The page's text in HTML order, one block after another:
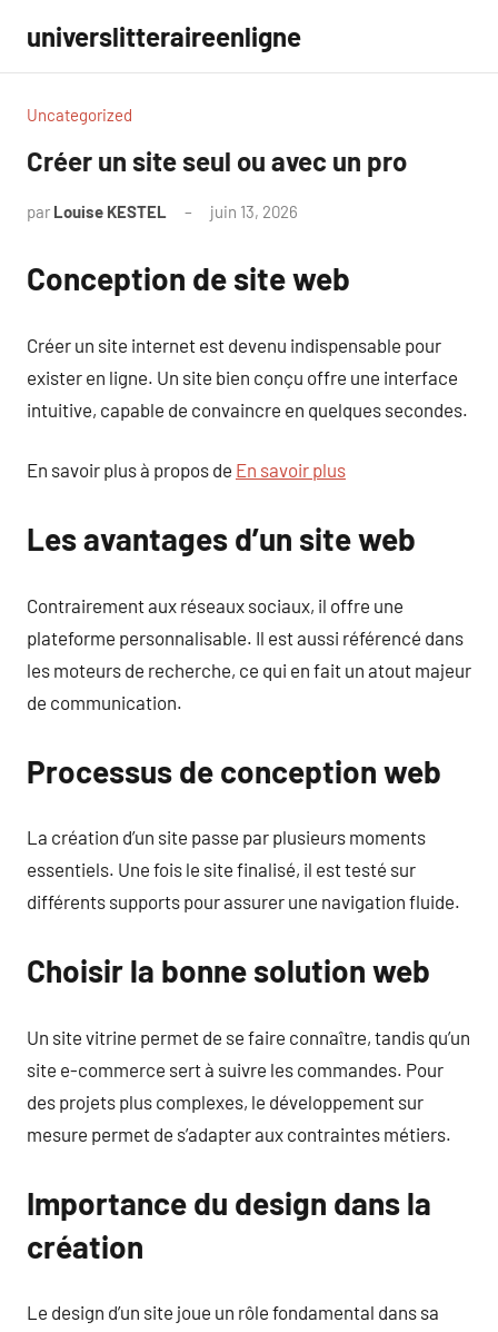
contenu
universlitteraireenligne
Uncategorized
Créer un site seul ou avec un pro
par Louise KESTEL juin 13, 2026
Conception de site web
Créer un site internet est devenu indispensable pour
exister en ligne. Un site bien conçu offre une interface
intuitive, capable de convaincre en quelques secondes.
En savoir plus à propos de En savoir plus
Les avantages d’un site web
Contrairement aux réseaux sociaux, il offre une
plateforme personnalisable. Il est aussi référencé dans
les moteurs de recherche, ce qui en fait un atout majeur
de communication.
Processus de conception web
La création d’un site passe par plusieurs moments
essentiels. Une fois le site finalisé, il est testé sur
différents supports pour assurer une navigation fluide.
Choisir la bonne solution web
Un site vitrine permet de se faire connaître, tandis qu’un
site e-commerce sert à suivre les commandes. Pour
des projets plus complexes, le développement sur
mesure permet de s’adapter aux contraintes métiers.
Importance du design dans la
création
Le design d’un site joue un rôle fondamental dans sa